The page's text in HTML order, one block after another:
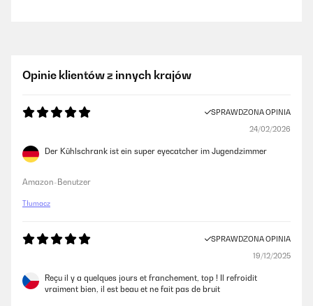
Opinie klientów z innych krajów
SPRAWDZONA OPINIA
24/02/2026
Der Kühlschrank ist ein super eyecatcher im Jugendzimmer
Amazon-Benutzer
Tłumacz
SPRAWDZONA OPINIA
19/12/2025
Reçu il y a quelques jours et franchement, top ! Il refroidit
vraiment bien, il est beau et ne fait pas de bruit